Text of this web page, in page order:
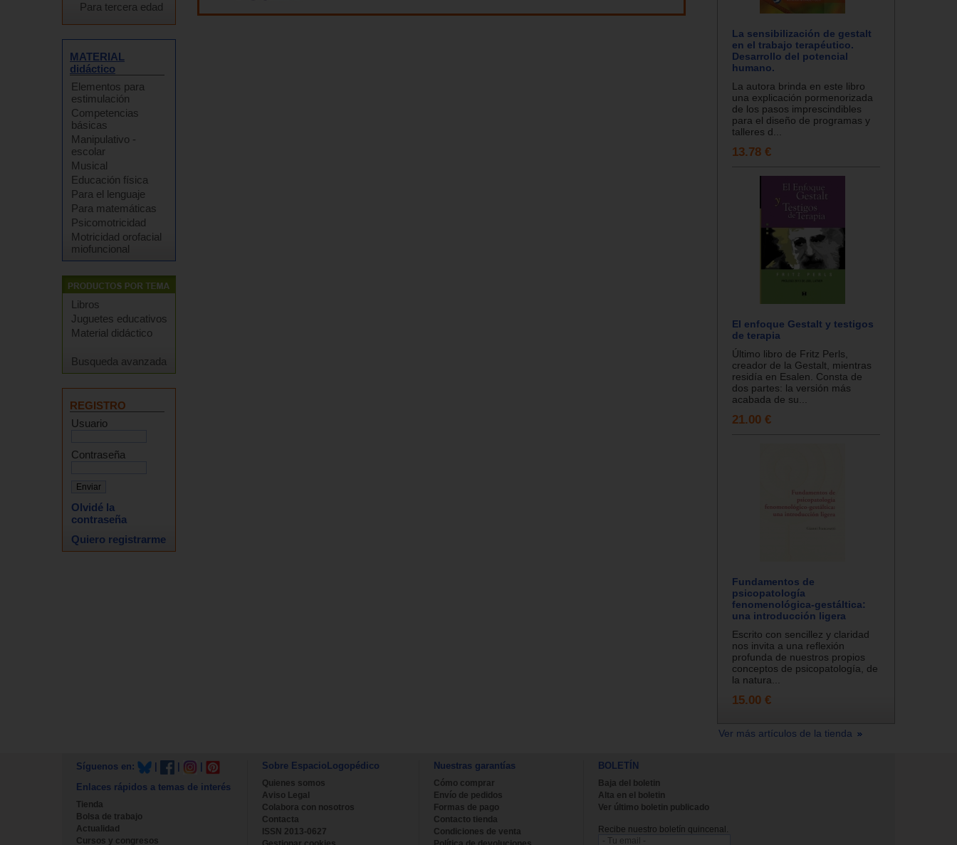
Para tercera edad
MATERIAL
didáctico
Elementos para
estimulación
Competencias
básicas
Manipulativo -
escolar
Musical
Educación física
Para el lenguaje
Para matemáticas
Psicomotricidad
Motricidad orofacial
miofuncional
Libros
Juguetes educativos
Material didáctico
Busqueda avanzada
REGISTRO
Usuario
Contraseña
Olvidé la
contraseña
Quiero registrarme
La sensibilización de gestalt
en el trabajo terapéutico.
Desarrollo del potencial
humano.
La autora brinda en este libro
una explicación pormenorizada
de los pasos imprescindibles
para el diseño de programas y
talleres d...
13.78 €
El enfoque Gestalt y testigos
de terapia
Último libro de Fritz Perls,
creador de la Gestalt, mientras
residía en Esalen. Consta de
dos partes: la versión más
acabada de su...
21.00 €
Fundamentos de
psicopatología
fenomenológica-gestáltica:
una introducción ligera
Escrito con sencillez y claridad
nos invita a una reflexión
profunda de nuestros propios
conceptos de psicopatología, de
la natura...
15.00 €
Ver más artículos de la tienda
Síguenos en:
Enlaces rápidos a temas de interés
Tienda
Bolsa de trabajo
Actualidad
Cursos y congresos
Sobre EspacioLogopédico
Quienes somos
Aviso Legal
Colabora con nosotros
Contacta
ISSN 2013-0627
Nuestras garantías
Cómo comprar
Envío de pedidos
Formas de pago
Contacto tienda
Condiciones de venta
BOLETÍN
Baja del boletin
Alta en el boletin
Ver último boletin publicado
Recibe nuestro boletín quincenal.